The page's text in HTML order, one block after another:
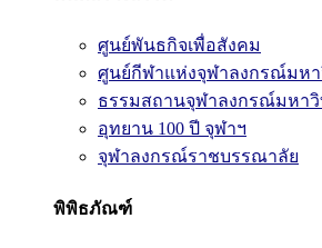
ศูนย์พันธกิจเพื่อสังคม
ศูนย์กีฬาแห่งจุฬาลงกรณ์มหา
ธรรมสถานจุฬาลงกรณ์มหาวิ
อุทยาน 100 ปี จุฬาฯ
จุฬาลงกรณ์ราชบรรณาลัย
พิพิธภัณฑ์